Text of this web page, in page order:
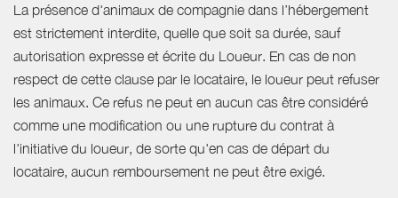
La présence d'animaux de compagnie dans l’hébergement
est strictement interdite, quelle que soit sa durée, sauf
autorisation expresse et écrite du Loueur. En cas de non
respect de cette clause par le locataire, le loueur peut refuser
les animaux. Ce refus ne peut en aucun cas être considéré
comme une modification ou une rupture du contrat à
l'initiative du loueur, de sorte qu'en cas de départ du
locataire, aucun remboursement ne peut être exigé.